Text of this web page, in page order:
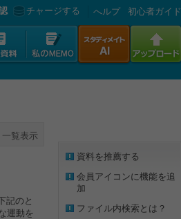
チャージする へルプ 初心者ガイド
一覧表示
記のと
運動を
資料を推薦する
会員アイコンに機能を追
加
ファイル内検索とは？